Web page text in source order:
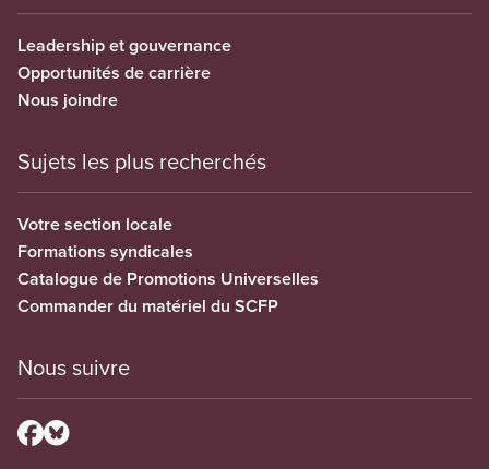
Leadership et gouvernance
Opportunités de carrière
Nous joindre
Sujets les plus recherchés
Votre section locale
Formations syndicales
Catalogue de Promotions Universelles
Commander du matériel du SCFP
Nous suivre